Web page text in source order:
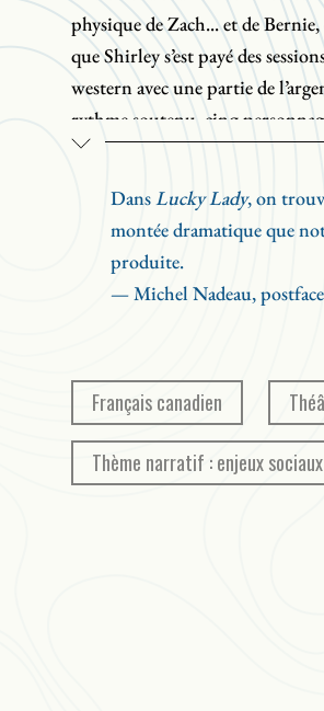
physique de Zach... et de
que Shirley s’est payé des
western avec une partie de
rythme soutenu, cinq
miseront le tout pour le tout
Sur la piste de course, Lucky
Dans Lucky Lady, on
montée dramatique que
produite.
​— Michel Nadeau, postface
Français canadien
Thème narratif : enjeux sociaux